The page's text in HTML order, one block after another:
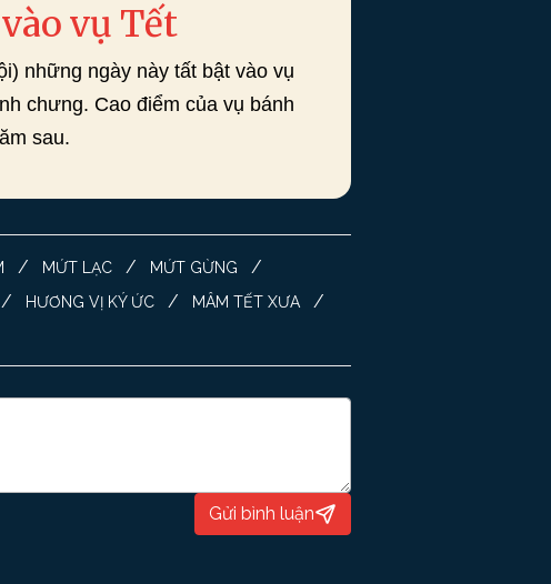
vụ Tết
những ngày này tất bật vào vụ
chưng. Cao điểm của vụ bánh
sau.
/ MỨT LẠC / MỨT GỪNG /
/ HƯƠNG VỊ KÝ ỨC / MÂM TẾT XƯA /
Gửi bình luận